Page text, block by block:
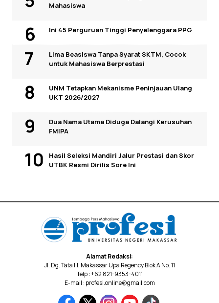
Mahasiswa
Ini 45 Perguruan Tinggi Penyelenggara PPG
Lima Beasiswa Tanpa Syarat SKTM, Cocok
untuk Mahasiswa Berprestasi
UNM Tetapkan Mekanisme Peninjauan Ulang
UKT 2026/2027
Dua Nama Utama Diduga Dalangi Kerusuhan
FMIPA
Hasil Seleksi Mandiri Jalur Prestasi dan Skor
UTBK Resmi Dirilis Sore Ini
Alamat Redaksi:
Jl. Dg. Tata III, Makassar Upa Regency Blok A No. 11
Telp : +62 821-9353-4011
E-mail : profesi.online@gmail.com